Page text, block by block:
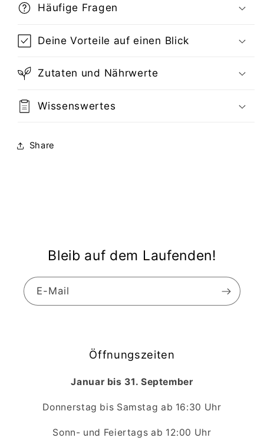
Häufige Fragen
Deine Vorteile auf einen Blick
Zutaten und Nährwerte
Wissenswertes
Share
Bleib auf dem Laufenden!
E-Mail
Öffnungszeiten
Januar bis 31. September
Donnerstag bis Samstag ab 16:30 Uhr
Sonn- und Feiertags ab 12:00 Uhr